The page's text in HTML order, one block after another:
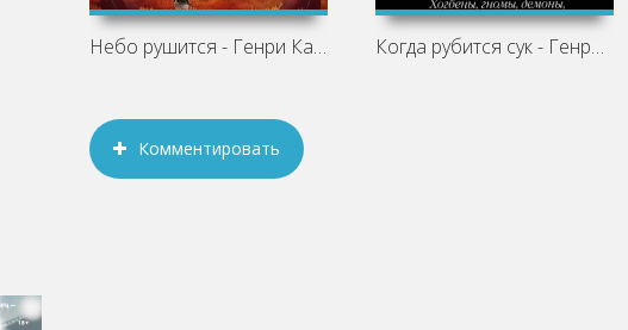
Небо рушится - Генри Каттнер Когда рубится сук - Генри Каттнер,
Комментировать